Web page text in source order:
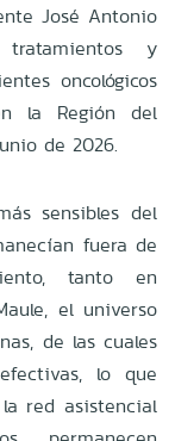
José Antonio
tratamientos y
oncológicos
la Región del
de 2026.
sensibles del
fuera de
tanto en
el universo
de las cuales
lo que
red asistencial